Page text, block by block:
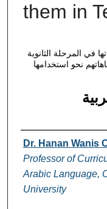
them in
في المرحلة الثانوية
نحو استخدامها
Authors
Dr. Hanan Wanis
Professor of
Arabic Language,
University